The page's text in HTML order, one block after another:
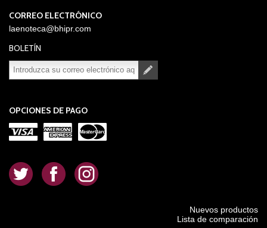
CORREO ELECTRÓNICO
laenoteca@bhipr.com
BOLETÍN
OPCIONES DE PAGO
. . .
Nuevos productos
Lista de comparación